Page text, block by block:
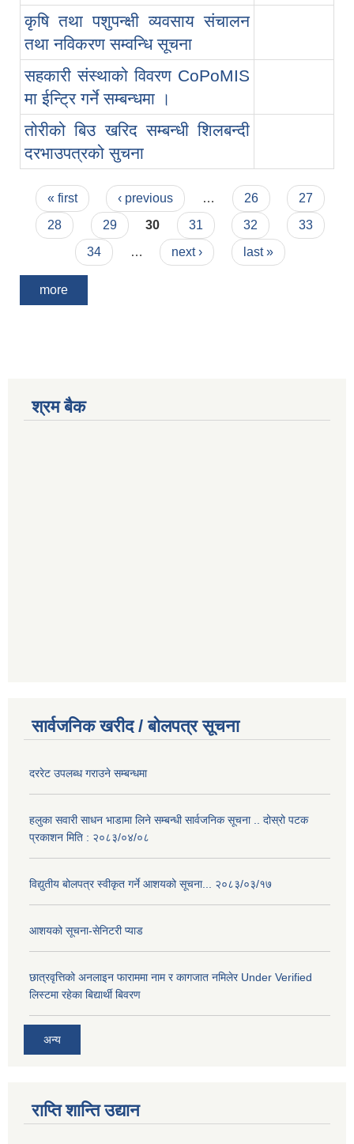
कृषि तथा पशुपन्क्षी व्यवसाय संचालन
तथा नविकरण सम्वन्धि सूचना
सहकारी संस्थाको विवरण CoPoMIS
मा ईन्ट्रि गर्ने सम्बन्धमा ।
तोरीको बिउ खरिद सम्बन्धी शिलबन्दी
दरभाउपत्रको सुचना
Pages
« first ‹ previous … 26
27
28
29 30 31 32
33
34
… next › last »
more
श्रम बैक
सार्वजनिक खरीद / बोलपत्र सूचना
दररेट उपलब्ध गराउने सम्बन्धमा
हलुका सवारी साधन भाडामा लिने सम्बन्धी सार्वजनिक सूचना .. दोस्रो पटक
प्रकाशन मिति : २०८३/०४/०८
विद्युतीय बोलपत्र स्वीकृत गर्ने आशयको सूचना... २०८३/०३/१७
आशयको सूचना-सेनिटरी प्याड
छात्रवृत्तिको अनलाइन फाराममा नाम र कागजात नमिलेर Under Verified
लिस्टमा रहेका बिद्यार्थी बिवरण
अन्य
राप्ति शान्ति उद्यान